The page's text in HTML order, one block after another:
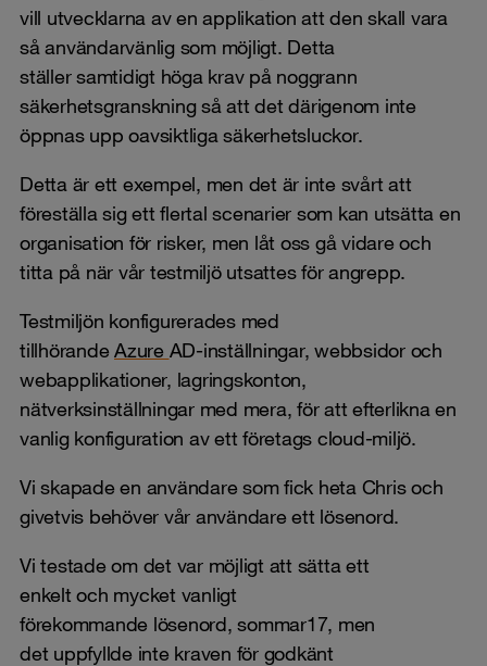
vill utvecklarna av en applikation att den skall vara
så användarvänlig som möjligt. Detta
ställer samtidigt höga krav på noggrann
säkerhetsgranskning så att det därigenom inte
öppnas upp oavsiktliga säkerhetsluckor.
Detta är ett exempel, men det är inte svårt att
föreställa sig ett flertal scenarier som kan utsätta en
organisation för risker, men låt oss gå vidare och
titta på när vår testmiljö utsattes för angrepp.
Testmiljön konfigurerades med
tillhörandeAzure AD-inställningar, webbsidor och
webapplikationer, lagringskonton,
nätverksinställningar med mera, för att efterlikna en
vanlig konfiguration av ett företags cloud-miljö.
Vi skapade en användare som fick heta Chris och
givetvis behöver vår användare ett lösenord.
Vi testade om det var möjligt att sätta ett
enkelt och mycket vanligt
förekommande lösenord, sommar17, men
det uppfyllde inte kraven för godkänt